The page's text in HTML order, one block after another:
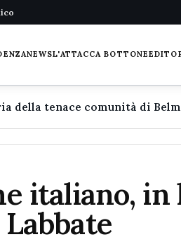
NEWSL'ATTACCA BOTTONE
italiano, in